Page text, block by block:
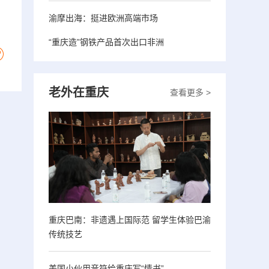
渝摩出海：挺进欧洲高端市场
“重庆造”钢铁产品首次出口非洲
查看更多 >
老外在重庆
重庆巴南：非遗遇上国际范 留学生体验巴渝
传统技艺